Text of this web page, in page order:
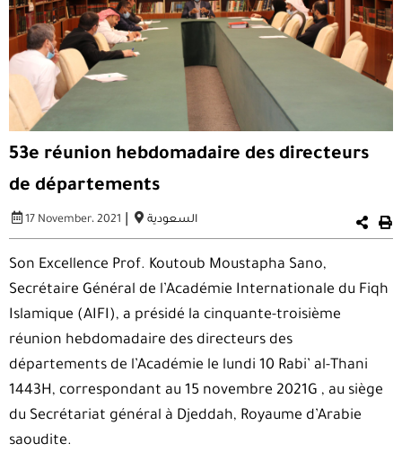
53e réunion hebdomadaire des directeurs
de départements
17 November، 2021 السعودية
Son Excellence Prof. Koutoub Moustapha Sano,
Secrétaire Général de l’Académie Internationale du Fiqh
Islamique (AIFI), a présidé la cinquante-troisième
réunion hebdomadaire des directeurs des
départements de l’Académie le lundi 10 Rabi’ al-Thani
1443H, correspondant au 15 novembre 2021G , au siège
du Secrétariat général à Djeddah, Royaume d’Arabie
saoudite.